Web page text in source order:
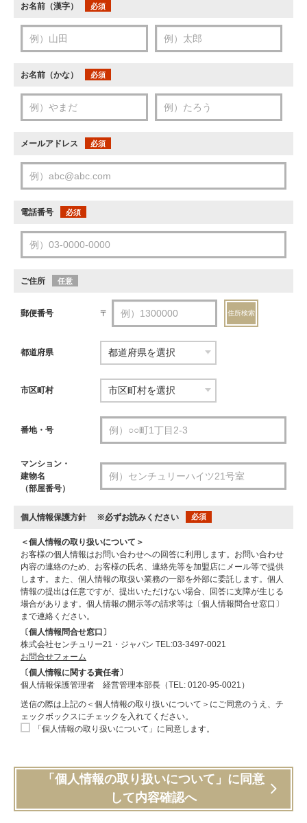
お名前（漢字） 必須
お名前（かな） 必須
メールアドレス 必須
電話番号 必須
ご住所 任意
郵便番号 〒 住所検索
都道府県
市区町村
番地・号
マンション・
建物名
（部屋番号）
個人情報保護方針 ※必ずお読みください 必須
＜個人情報の取り扱いについて＞
お客様の個人情報はお問い合わせへの回答に利用します。お問い合わせ
内容の連絡のため、お客様の氏名、連絡先等を加盟店にメール等で提供
します。また、個人情報の取扱い業務の一部を外部に委託します。個人
情報の提出は任意ですが、提出いただけない場合、回答に支障が生じる
場合があります。個人情報の開示等の請求等は〔個人情報問合せ窓口〕
まで連絡ください。
〔個人情報問合せ窓口〕
株式会社センチュリー21・ジャパン TEL:03-3497-0021
お問合せフォーム
〔個人情報に関する責任者〕
個人情報保護管理者 経営管理本部長（TEL: 0120-95-0021）
送信の際は上記の＜個人情報の取り扱いについて＞にご同意のうえ、チ
ェックボックスにチェックを入れてください。
「個人情報の取り扱いについて」に同意します。
「個人情報の取り扱いについて」に同意
して内容確認へ